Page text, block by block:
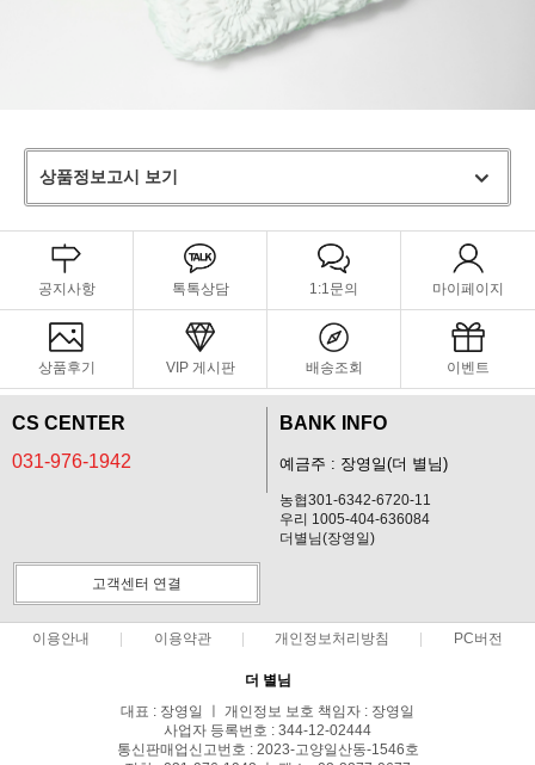
상품정보고시 보기
공지사항 톡톡상담 1:1문의 마이페이지
상품후기 VIP 게시판 배송조회 이벤트
CS CENTER
031-976-1942
BANK INFO
예금주 : 장영일(더 별님)
농협301-6342-6720-11
우리 1005-404-636084
더별님(장영일)
고객센터 연결
이용안내 이용약관 개인정보처리방침 PC버전
더 별님
대표 : 장영일 ㅣ 개인정보 보호 책임자 : 장영일
사업자 등록번호 : 344-12-02444
통신판매업신고번호 : 2023-고양일산동-1546호